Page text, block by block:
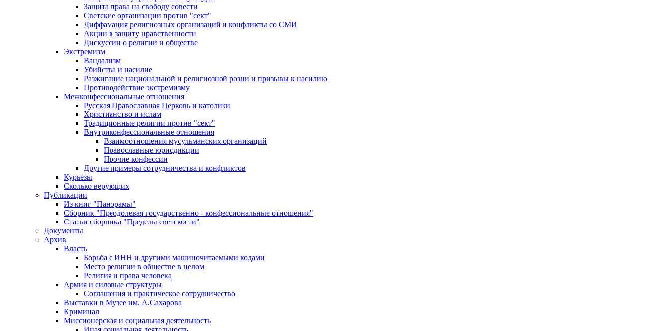
Защита права на свободу совести
Светские организации против "сект"
Диффамация религиозных организаций и конфликты со СМИ
Акции в защиту нравственности
Дискуссии о религии и обществе
Экстремизм
Вандализм
Убийства и насилие
Разжигание национальной и религиозной розни и призывы к насилию
Противодействие экстремизму
Межконфессиональные отношения
Русская Православная Церковь и католики
Христианство и ислам
Традиционные религии против "сект"
Внутриконфессиональные отношения
Взаимоотношения мусульманских организаций
Православные юрисдикции
Прочие конфессии
Другие примеры сотрудничества и конфликтов
Курьезы
Сколько верующих
Публикации
Из книг "Панорамы"
Сборник "Преодолевая государственно - конфессиональные отношения"
Статьи сборника "Пределы светскости"
Документы
Архив
Власть
Борьба с ИНН и другими машиночитаемыми кодами
Место религии в обществе в целом
Религия и права человека
Армия и силовые структуры
Соглашения и практическое сотрудничество
Выставки в Музее им. А.Сахарова
Криминал
Миссионерская и социальная деятельность